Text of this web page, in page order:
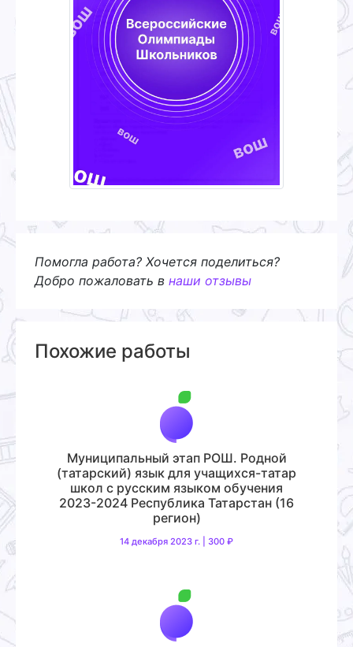
Помогла работа? Хочется поделиться?
Добро пожаловать в наши отзывы
Похожие работы
Муниципальный этап РОШ. Родной
(татарский) язык для учащихся-татар
школ с русским языком обучения
2023-2024 Республика Татарстан (16
регион)
14 декабря 2023 г. | 300 ₽